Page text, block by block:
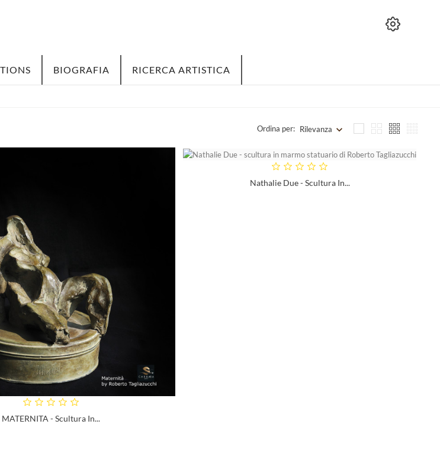
BIOGRAFIA RICERCA ARTISTICA
Ordina per: Rilevanza
MATERNITA - Scultura In...
Nathalie Due - Scultura In...